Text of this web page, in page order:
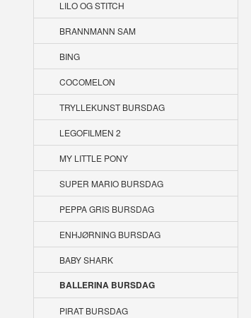
LILO OG STITCH
BRANNMANN SAM
BING
COCOMELON
TRYLLEKUNST BURSDAG
LEGOFILMEN 2
MY LITTLE PONY
SUPER MARIO BURSDAG
PEPPA GRIS BURSDAG
ENHJØRNING BURSDAG
BABY SHARK
BALLERINA BURSDAG
PIRAT BURSDAG